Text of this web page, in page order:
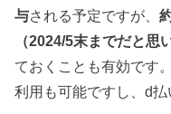
与される予定ですが、
（2024/5末までだと思
ておくことも有効です
利用も可能ですし、d払